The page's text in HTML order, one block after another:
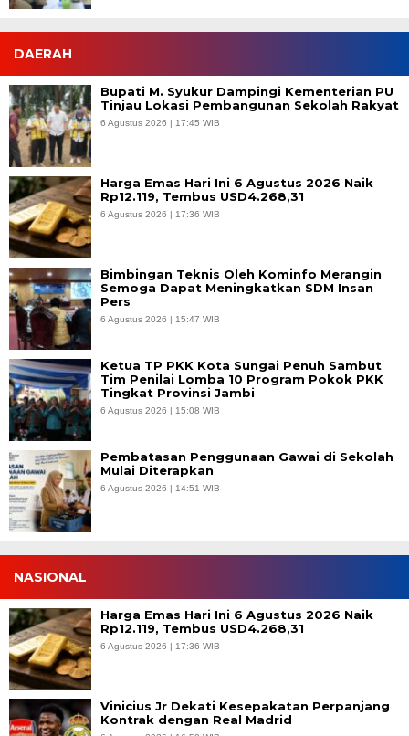
DAERAH
Bupati M. Syukur Dampingi Kementerian PU
Tinjau Lokasi Pembangunan Sekolah Rakyat
6 Agustus 2026 | 17:45 WIB
Harga Emas Hari Ini 6 Agustus 2026 Naik
Rp12.119, Tembus USD4.268,31
6 Agustus 2026 | 17:36 WIB
Bimbingan Teknis Oleh Kominfo Merangin
Semoga Dapat Meningkatkan SDM Insan
Pers
6 Agustus 2026 | 15:47 WIB
Ketua TP PKK Kota Sungai Penuh Sambut
Tim Penilai Lomba 10 Program Pokok PKK
Tingkat Provinsi Jambi
6 Agustus 2026 | 15:08 WIB
Pembatasan Penggunaan Gawai di Sekolah
Mulai Diterapkan
6 Agustus 2026 | 14:51 WIB
NASIONAL
Harga Emas Hari Ini 6 Agustus 2026 Naik
Rp12.119, Tembus USD4.268,31
6 Agustus 2026 | 17:36 WIB
Vinicius Jr Dekati Kesepakatan Perpanjang
Kontrak dengan Real Madrid